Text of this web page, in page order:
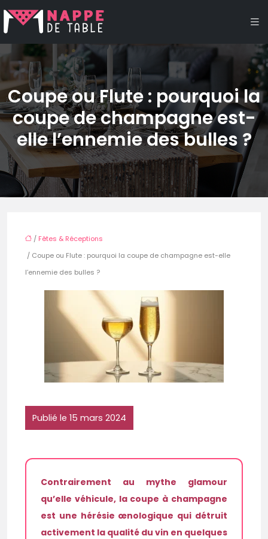
Coupe ou Flute : pourquoi la
coupe de champagne est-
elle l’ennemie des bulles ?
/ Fêtes & Réceptions
/ Coupe ou Flute : pourquoi la coupe de champagne est-elle
l’ennemie des bulles ?
Publié le 15 mars 2024
Contrairement au mythe glamour
qu’elle véhicule, la coupe à champagne
est une hérésie œnologique qui détruit
activement la qualité du vin en quelques